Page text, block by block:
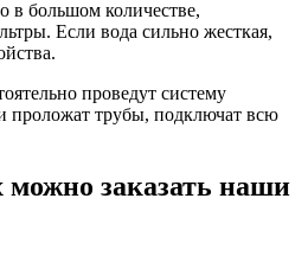
в большом количестве,
Если вода сильно жесткая,
проведут систему
проложат трубы, подключат всю
можно заказать наши